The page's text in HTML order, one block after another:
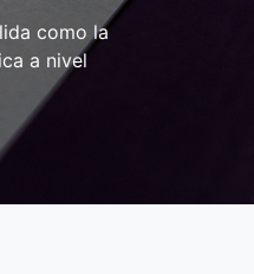
como la
a nivel